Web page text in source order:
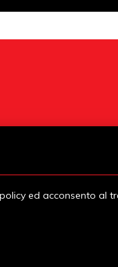
ed acconsento al